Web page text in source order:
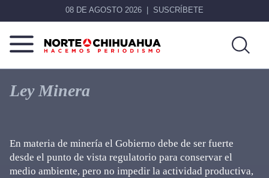
08 DE AGOSTO 2026 SUSCRÍBETE
Norte
De
Chihuahua
Más
que
noticias,
Ley Minera
En materia de minería el Gobierno debe de ser fuerte
desde el punto de vista regulatorio para conservar el
medio ambiente, pero no impedir la actividad productiva,